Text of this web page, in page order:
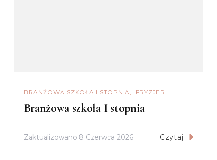
BRANŻOWA SZKOŁA I STOPNIA FRYZJER
Branżowa szkoła I stopnia
Zaktualizowano 8 Czerwca 2026 Czytaj